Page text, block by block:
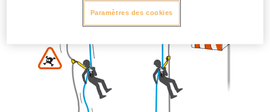
Paramètres des cookies